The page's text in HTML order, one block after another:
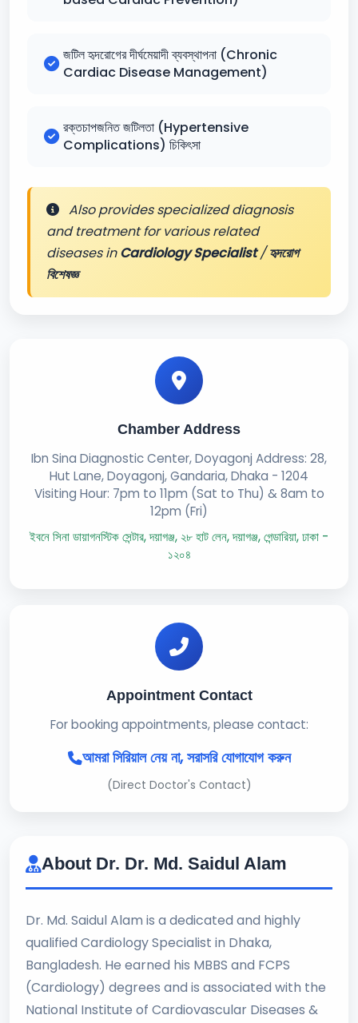
জটিল হৃদরোগের দীর্ঘমেয়াদী ব্যবস্থাপনা (Chronic
Cardiac Disease Management)
রক্তচাপজনিত জটিলতা (Hypertensive
Complications) চিকিৎসা
Also provides specialized diagnosis
and treatment for various related
diseases inCardiology Specialist/হৃদরোগ
বিশেষজ্ঞ
Chamber Address
Ibn Sina Diagnostic Center, Doyagonj Address: 28,
Hut Lane, Doyagonj, Gandaria, Dhaka - 1204
Visiting Hour: 7pm to 11pm (Sat to Thu) & 8am to
12pm (Fri)
ইবনে সিনা ডায়াগনস্টিক সেন্টার, দয়াগঞ্জ, ২৮ হাট লেন, দয়াগঞ্জ, গেন্ডারিয়া, ঢাকা -
১২০৪
Appointment Contact
For booking appointments, please contact:
আমরা সিরিয়াল নেয় না, সরাসরি যোগাযোগ করুন
(Direct Doctor's Contact)
About Dr. Dr. Md. Saidul Alam
Dr. Md. Saidul Alam is a dedicated and highly
qualified Cardiology Specialist in Dhaka,
Bangladesh. He earned his MBBS and FCPS
(Cardiology) degrees and is associated with the
National Institute of Cardiovascular Diseases &